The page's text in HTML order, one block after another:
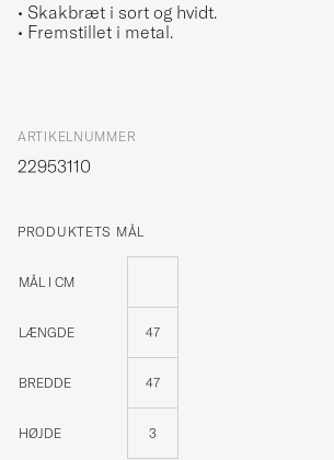
• Skakbræt i sort og hvidt.
• Fremstillet i metal.
ARTIKELNUMMER
22953110
PRODUKTETS MÅL
MÅL I CM
LÆNGDE 47
BREDDE 47
HØJDE 3